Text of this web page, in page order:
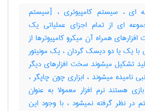
ای ، سیستم کامپیوتری ، [سیستم
ای از تمام اجزای عملیاتی یک
همراه آن میکرو کامپیوترها از
یک یا دو دیسک گردان ، یک مونیتور
تشکیل میشوند سخت افزارهای دیگر
نامیده میشوند ، ابزاری چون چاپگر ،
هستند نرم افزار معمولا به عنوان
در نظر گرفته نمیشود ، با وجود این